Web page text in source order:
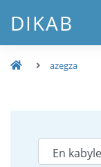
DIKAB
azegza